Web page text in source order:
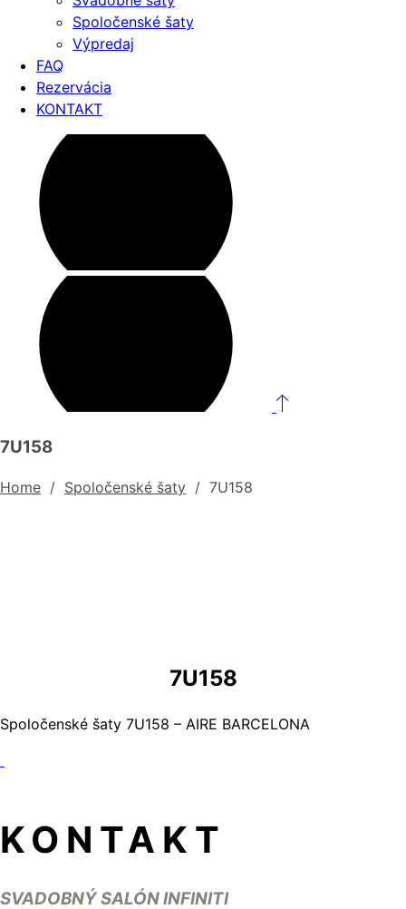
Spoločenské šaty
Výpredaj
FAQ
Rezervácia
KONTAKT
7U158
Home / Spoločenské šaty / 7U158
7U158
Spoločenské šaty 7U158 – AIRE BARCELONA
KONTAKT
SVADOBNÝ SALÓN INFINITI